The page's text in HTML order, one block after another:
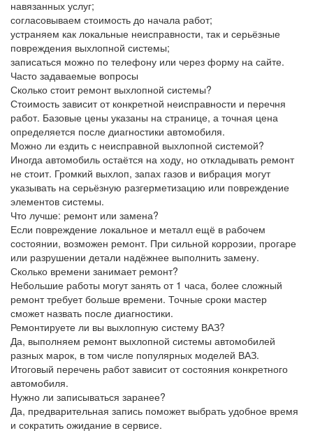
навязанных услуг;
согласовываем стоимость до начала работ;
устраняем как локальные неисправности, так и серьёзные
повреждения выхлопной системы;
записаться можно по телефону или через форму на сайте.
Часто задаваемые вопросы
Сколько стоит ремонт выхлопной системы?
Стоимость зависит от конкретной неисправности и перечня
работ. Базовые цены указаны на странице, а точная цена
определяется после диагностики автомобиля.
Можно ли ездить с неисправной выхлопной системой?
Иногда автомобиль остаётся на ходу, но откладывать ремонт
не стоит. Громкий выхлоп, запах газов и вибрация могут
указывать на серьёзную разгерметизацию или повреждение
элементов системы.
Что лучше: ремонт или замена?
Если повреждение локальное и металл ещё в рабочем
состоянии, возможен ремонт. При сильной коррозии, прогаре
или разрушении детали надёжнее выполнить замену.
Сколько времени занимает ремонт?
Небольшие работы могут занять от 1 часа, более сложный
ремонт требует больше времени. Точные сроки мастер
сможет назвать после диагностики.
Ремонтируете ли вы выхлопную систему ВАЗ?
Да, выполняем ремонт выхлопной системы автомобилей
разных марок, в том числе популярных моделей ВАЗ.
Итоговый перечень работ зависит от состояния конкретного
автомобиля.
Нужно ли записываться заранее?
Да, предварительная запись поможет выбрать удобное время
и сократить ожидание в сервисе.